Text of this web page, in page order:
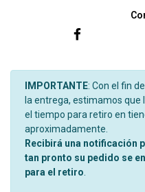
IMPORTANTE: Con el fin
la entrega, estimamos que
el tiempo para retiro en
aproximadamente.
Recibirá una notificación
tan pronto su pedido se
para el retiro